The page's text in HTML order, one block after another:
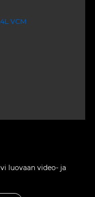
luovaan video- ja